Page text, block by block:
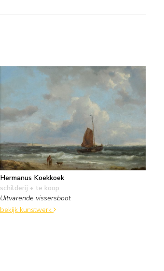
Hermanus Koekkoek
schilderij • te koop
Uitvarende vissersboot
bekijk kunstwerk